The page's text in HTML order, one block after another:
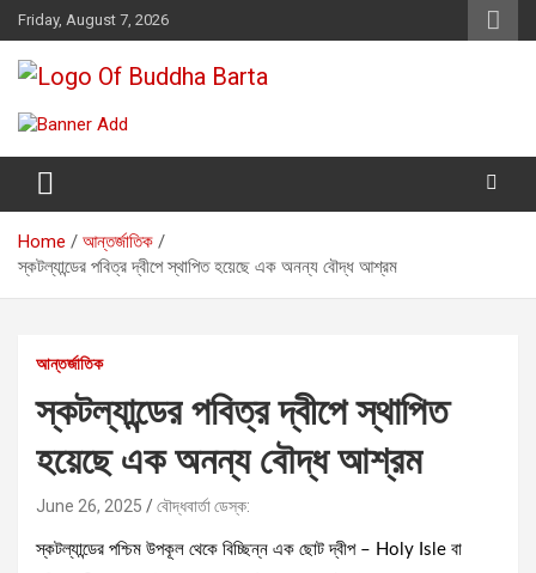
Skip
to
content
Friday, August 7, 2026
Buddha Barta
Home
আন্তর্জাতিক
স্কটল্যান্ডের পবিত্র দ্বীপে স্থাপিত হয়েছে এক অনন্য বৌদ্ধ আশ্রম
আন্তর্জাতিক
স্কটল্যান্ডের পবিত্র দ্বীপে স্থাপিত
হয়েছে এক অনন্য বৌদ্ধ আশ্রম
June 26, 2025 বৌদ্ধবার্তা ডেস্ক:
স্কটল্যান্ডের পশ্চিম উপকূল থেকে বিচ্ছিন্ন এক ছোট দ্বীপ – Holy Isle বা